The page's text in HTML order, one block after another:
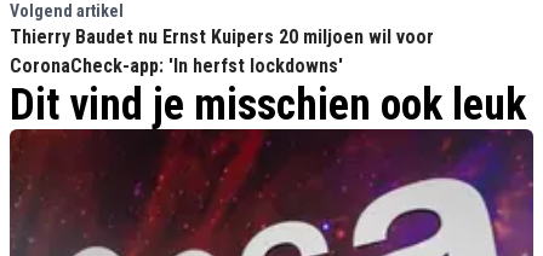
Volgend artikel
Thierry Baudet nu Ernst Kuipers 20 miljoen wil voor
CoronaCheck-app: 'In herfst lockdowns'
Dit vind je misschien ook leuk